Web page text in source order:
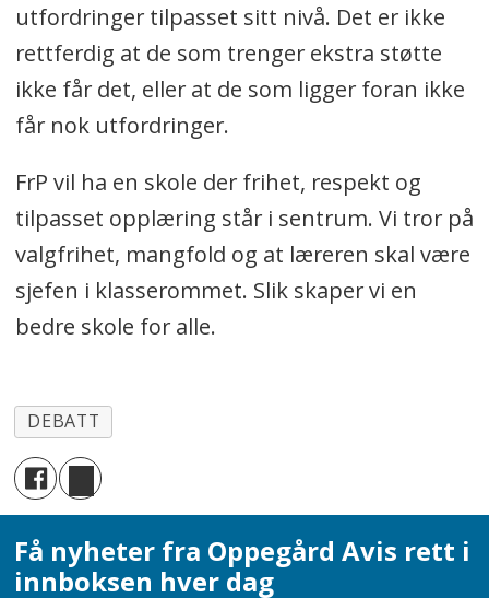
utfordringer tilpasset sitt nivå. Det er ikke
rettferdig at de som trenger ekstra støtte
ikke får det, eller at de som ligger foran ikke
får nok utfordringer.
FrP vil ha en skole der frihet, respekt og
tilpasset opplæring står i sentrum. Vi tror på
valgfrihet, mangfold og at læreren skal være
sjefen i klasserommet. Slik skaper vi en
bedre skole for alle.
DEBATT
Få nyheter fra Oppegård Avis rett i
innboksen hver dag